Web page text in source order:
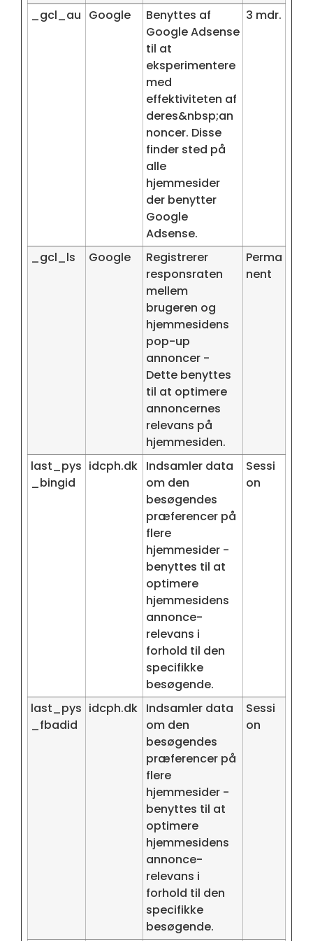
_gcl_au Google
Benyttes af
Google Adsense
til at
eksperimentere
med
effektiviteten af
deres&nbsp;an
noncer. Disse
finder sted på
alle
hjemmesider
der benytter
Google
Adsense.
3 mdr.
_gcl_ls Google
Registrerer
responsraten
mellem
brugeren og
hjemmesidens
pop-up
annoncer -
Dette benyttes
til at optimere
annoncernes
relevans på
hjemmesiden.
Perma
nent
last_pys
_bingid
idcph.dk Indsamler data
om den
besøgendes
præferencer på
flere
hjemmesider -
benyttes til at
optimere
hjemmesidens
annonce-
relevans i
forhold til den
specifikke
besøgende.
Sessi
on
last_pys
_fbadid
idcph.dk Indsamler data
om den
besøgendes
præferencer på
flere
hjemmesider -
benyttes til at
optimere
hjemmesidens
annonce-
relevans i
forhold til den
specifikke
besøgende.
Sessi
on